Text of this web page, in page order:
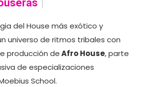
del House más exótico y
universo de ritmos tribales con
producción deAfro House, parte
de especializaciones
School.